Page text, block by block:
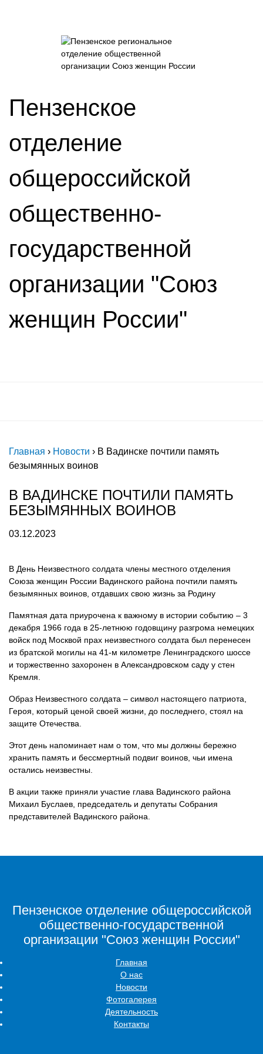
Пензенское
отделение
общероссийской
общественно-
государственной
организации "Союз
женщин России"
Главная › Новости › В Вадинске почтили память
безымянных воинов
В ВАДИНСКЕ ПОЧТИЛИ ПАМЯТЬ
БЕЗЫМЯННЫХ ВОИНОВ
03.12.2023
В День Неизвестного солдата члены местного отделения
Союза женщин России Вадинского района почтили память
безымянных воинов, отдавших свою жизнь за Родину
Памятная дата приурочена к важному в истории событию – 3
декабря 1966 года в 25-летнюю годовщину разгрома немецких
войск под Москвой прах неизвестного солдата был перенесен
из братской могилы на 41-м километре Ленинградского шоссе
и торжественно захоронен в Александровском саду у стен
Кремля.
Образ Неизвестного солдата – символ настоящего патриота,
Героя, который ценой своей жизни, до последнего, стоял на
защите Отечества.
Этот день напоминает нам о том, что мы должны бережно
хранить память и бессмертный подвиг воинов, чьи имена
остались неизвестны.
В акции также приняли участие глава Вадинского района
Михаил Буслаев, председатель и депутаты Собрания
представителей Вадинского района.
Пензенское отделение общероссийской
общественно-государственной
организации "Союз женщин России"
Главная
О нас
Новости
Фотогалерея
Деятельность
Контакты